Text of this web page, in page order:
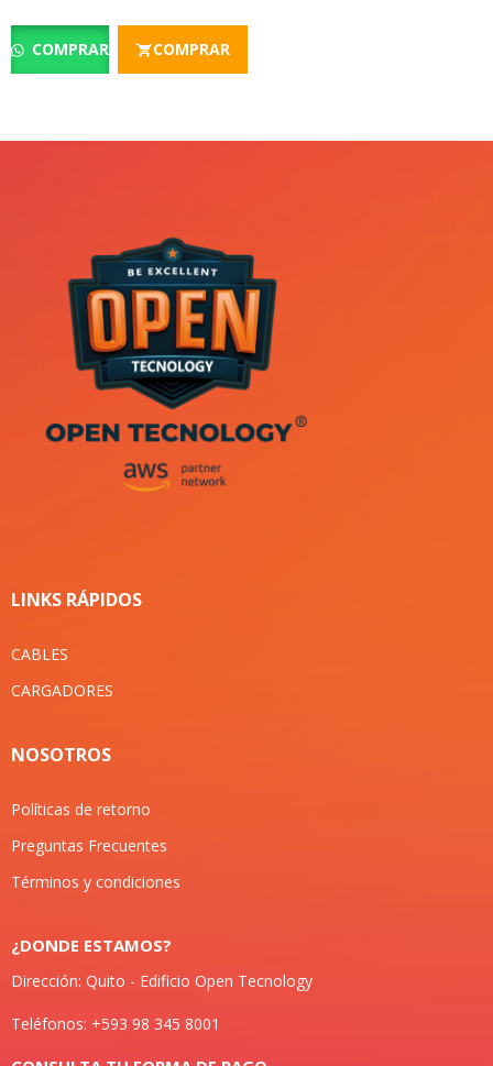
COMPRAR COMPRAR
LINKS RÁPIDOS
CABLES
CARGADORES
NOSOTROS
Políticas de retorno
Preguntas Frecuentes
Términos y condiciones
¿DONDE ESTAMOS?
Dirección: Quito - Edificio Open Tecnology
Teléfonos: +593 98 345 8001